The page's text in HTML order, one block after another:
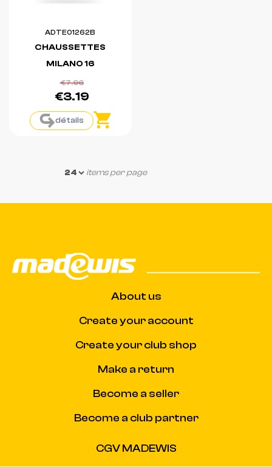
ADTE01262B
CHAUSSETTES
MILANO 16
€7.96
€3.19
détails
items per page
About us
Create your account
Create your club shop
Make a return
Become a seller
Become a club partner
CGV MADEWIS